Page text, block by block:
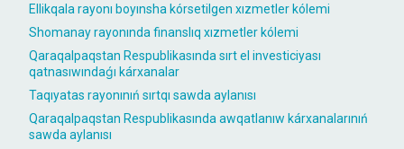
Ellikqala rayonı boyınsha kórsetilgen xızmetler kólemi
Shomanay rayonında finanslıq xızmetler kólemi
Qaraqalpaqstan Respublikasında sırt el investiciyası
qatnasıwındaǵı kárxanalar
Taqıyatas rayonınıń sırtqı sawda aylanısı
Qaraqalpaqstan Respublikasında awqatlanıw kárxanalarınıń
sawda aylanısı